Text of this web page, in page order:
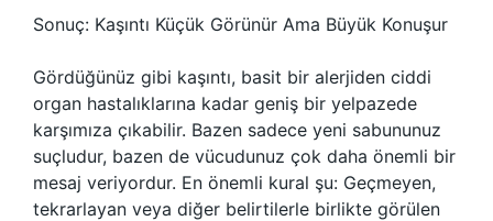
Sonuç: Kaşıntı Küçük Görünür Ama Büyük Konuşur
Gördüğünüz gibi kaşıntı, basit bir alerjiden ciddi
organ hastalıklarına kadar geniş bir yelpazede
karşımıza çıkabilir. Bazen sadece yeni sabununuz
suçludur, bazen de vücudunuz çok daha önemli bir
mesaj veriyordur. En önemli kural şu: Geçmeyen,
tekrarlayan veya diğer belirtilerle birlikte görülen